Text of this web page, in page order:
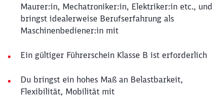
Maurer:in, Mechatroniker:in, Elektriker:in etc., und
bringst idealerweise Berufserfahrung als
Maschinenbediener:in mit
Ein gültiger Führerschein Klasse B ist erforderlich
Du bringst ein hohes Maß an Belastbarkeit,
Flexibilität, Mobilität mit